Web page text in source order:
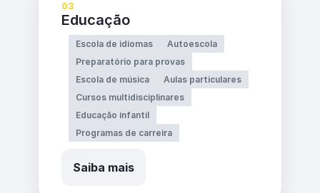
03
Educação
Escola de idiomas
Autoescola
Preparatório para provas
Escola de música
Aulas particulares
Cursos multidisciplinares
Educação infantil
Programas de carreira
Saiba mais